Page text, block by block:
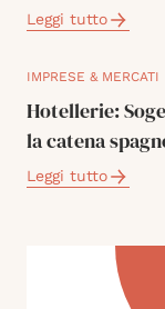
Leggi tutto
IMPRESE & MERCATI
Hotellerie:
la catena
Leggi tutto